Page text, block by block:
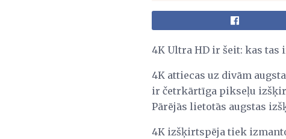
4K Ultra HD ir šeit: kas
4K attiecas uz divām
ir četrkārtīga pikseļu
Pārējās lietotās augstas
4K izšķirtspēja tiek